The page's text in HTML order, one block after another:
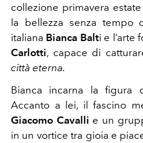
collezione primavera
la bellezza senza tempo
italiana Bianca Balti e l’arte
Carlotti, capace di
città eterna.
Bianca incarna la figura
Accanto a lei, il fascino
Giacomo Cavalli e un
in un vortice tra gioia e